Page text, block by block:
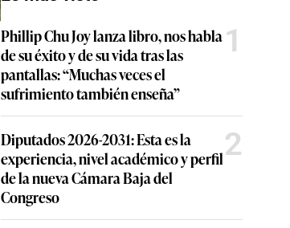
Phillip Chu Joy lanza libro, nos habla
de su éxito y de su vida tras las
pantallas: “Muchas veces el
sufrimiento también enseña”
1
Diputados 2026-2031: Esta es la
experiencia, nivel académico y perfil
de la nueva Cámara Baja del
Congreso
2